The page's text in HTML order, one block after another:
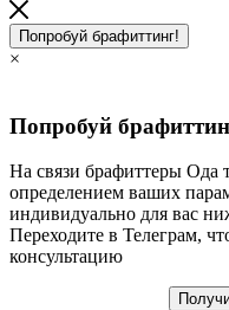
Попробуй брафиттинг!
×
Попробуй
На связи брафиттеры
определением ваших
индивидуально для вас
Переходите в Телеграм,
консультацию